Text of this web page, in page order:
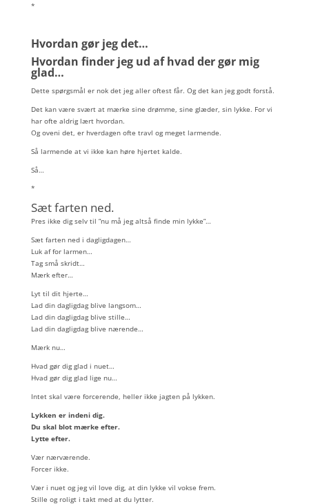
*
Hvordan gør jeg det…
Hvordan finder jeg ud af hvad der gør mig
glad…
Dette spørgsmål er nok det jeg aller oftest får. Og det kan jeg godt forstå.
Det kan være svært at mærke sine drømme, sine glæder, sin lykke. For vi
har ofte aldrig lært hvordan.
Og oveni det, er hverdagen ofte travl og meget larmende.
Så larmende at vi ikke kan høre hjertet kalde.
Så…
*
Sæt farten ned.
Pres ikke dig selv til ”nu må jeg altså finde min lykke”…
Sæt farten ned i dagligdagen…
Luk af for larmen…
Tag små skridt…
Mærk efter…
Lyt til dit hjerte…
Lad din dagligdag blive langsom…
Lad din dagligdag blive stille…
Lad din dagligdag blive nærende…
Mærk nu…
Hvad gør dig glad i nuet…
Hvad gør dig glad lige nu…
Intet skal være forcerende, heller ikke jagten på lykken.
Lykken er indeni dig.
Du skal blot mærke efter.
Lytte efter.
Vær nærværende.
Forcer ikke.
Vær i nuet og jeg vil love dig, at din lykke vil vokse frem.
Stille og roligt i takt med at du lytter.